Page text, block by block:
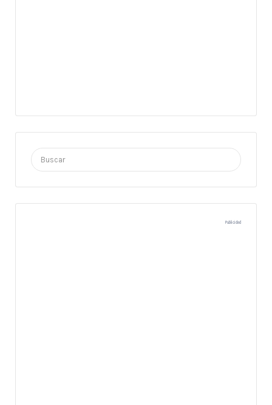
Buscar
por:
Publicidad